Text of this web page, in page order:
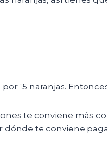
15 naranjas.
te conviene más
dónde te conviene